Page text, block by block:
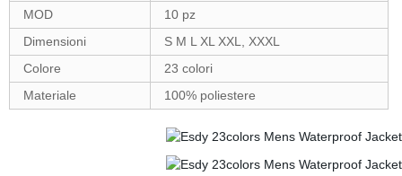
MOD
10 pz
Dimensioni
S M L XL XXL, XXXL
Colore
23 colori
Materiale
100% poliestere